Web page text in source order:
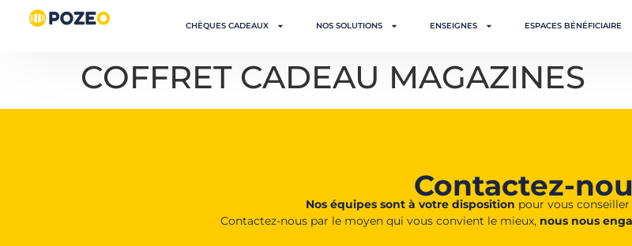
CHÈQUES CADEAUX NOS SOLUTIONS ENSEIGNES ESPACES BÉNÉFICIAIRE
COFFRET CADEAU MAGAZINES
Contactez-
Nos équipes sont à votre disposition pour vous
Contactez-nous par le moyen qui vous convient le mieux, nous nous